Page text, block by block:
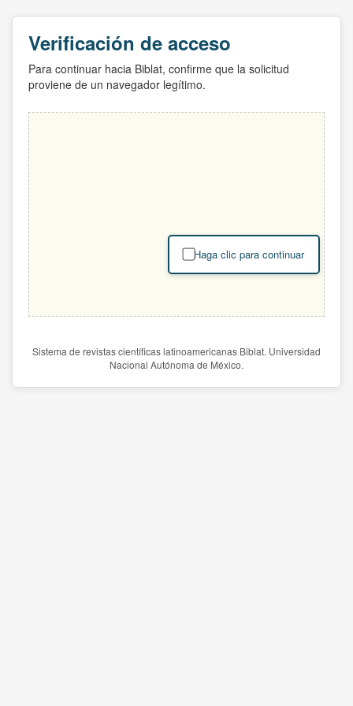
Verificación de acceso
Para continuar hacia Biblat, confirme que la solicitud
proviene de un navegador legítimo.
Haga clic para continuar
Sistema de revistas científicas latinoamericanas Biblat. Universidad
Nacional Autónoma de México.